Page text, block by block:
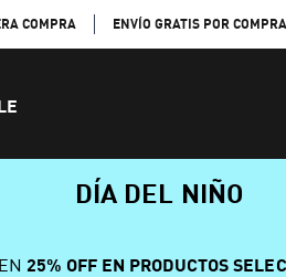
COMPRA ENVÍO GRATIS POR
DÍA DEL NIÑO
25% OFF EN PRODUCTOS